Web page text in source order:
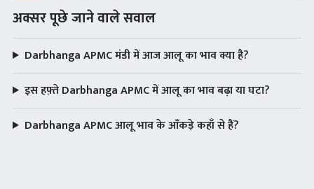
अक्सर पूछे जाने वाले सवाल
Darbhanga APMC मंडी में आज आलू का भाव क्या है?
इस हफ़्ते Darbhanga APMC में आलू का भाव बढ़ा या घटा?
Darbhanga APMC आलू भाव के आँकड़े कहाँ से हैं?